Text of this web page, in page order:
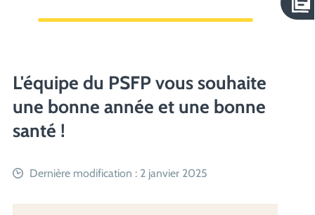
L'équipe du PSFP vous souhaite
une bonne année et une bonne
santé !
Dernière modification : 2 janvier 2025